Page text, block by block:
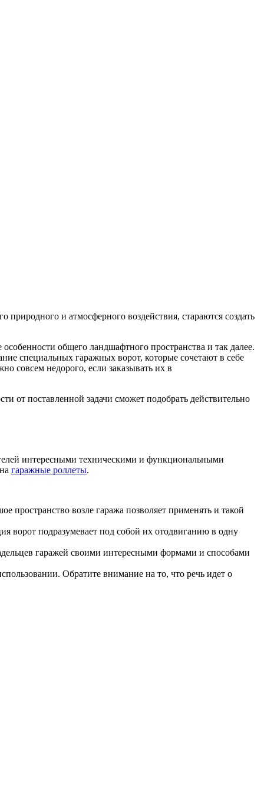
природного и атмосферного воздействия, стараются создать
общего ландшафтного пространства и так далее.
специальных гаражных ворот, которые сочетают в себе
совсем недорого, если заказывать их в
от поставленной задачи сможет подобрать действительно
интересными техническими и функциональными
гаражные роллеты.
пространство возле гаража позволяет применять и такой
ворот подразумевает под собой их отодвиганию в одну
гаражей своими интересными формами и способами
Обратите внимание на то, что речь идет о